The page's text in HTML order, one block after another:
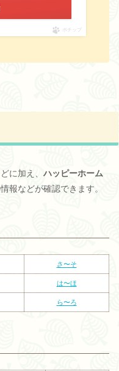
ポチップ
に加え、 ハッピーホーム
報などが確認できます。
さ〜そ
は〜ほ
ら〜ろ